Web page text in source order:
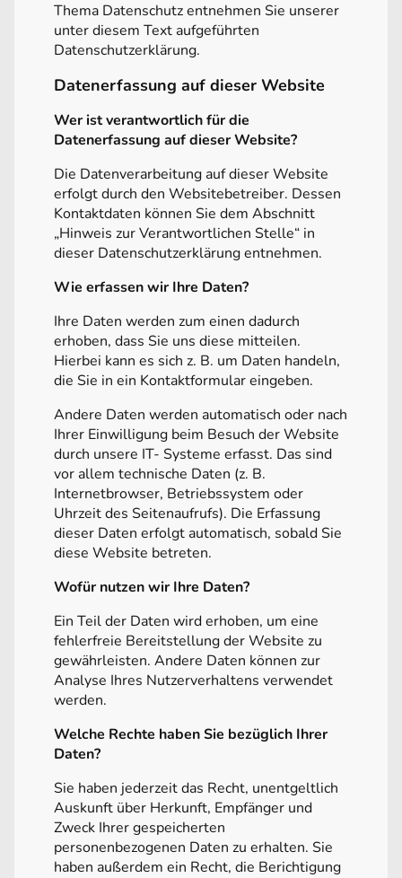
Thema Datenschutz entnehmen Sie unserer
unter diesem Text aufgeführten
Datenschutzerklärung.
Datenerfassung auf dieser Website
Wer ist verantwortlich für die
Datenerfassung auf dieser Website?
Die Datenverarbeitung auf dieser Website
erfolgt durch den Websitebetreiber. Dessen
Kontaktdaten können Sie dem Abschnitt
„Hinweis zur Verantwortlichen Stelle“ in
dieser Datenschutzerklärung entnehmen.
Wie erfassen wir Ihre Daten?
Ihre Daten werden zum einen dadurch
erhoben, dass Sie uns diese mitteilen.
Hierbei kann es sich z. B. um Daten handeln,
die Sie in ein Kontaktformular eingeben.
Andere Daten werden automatisch oder nach
Ihrer Einwilligung beim Besuch der Website
durch unsere IT- Systeme erfasst. Das sind
vor allem technische Daten (z. B.
Internetbrowser, Betriebssystem oder
Uhrzeit des Seitenaufrufs). Die Erfassung
dieser Daten erfolgt automatisch, sobald Sie
diese Website betreten.
Wofür nutzen wir Ihre Daten?
Ein Teil der Daten wird erhoben, um eine
fehlerfreie Bereitstellung der Website zu
gewährleisten. Andere Daten können zur
Analyse Ihres Nutzerverhaltens verwendet
werden.
Welche Rechte haben Sie bezüglich Ihrer
Daten?
Sie haben jederzeit das Recht, unentgeltlich
Auskunft über Herkunft, Empfänger und
Zweck Ihrer gespeicherten
personenbezogenen Daten zu erhalten. Sie
haben außerdem ein Recht, die Berichtigung